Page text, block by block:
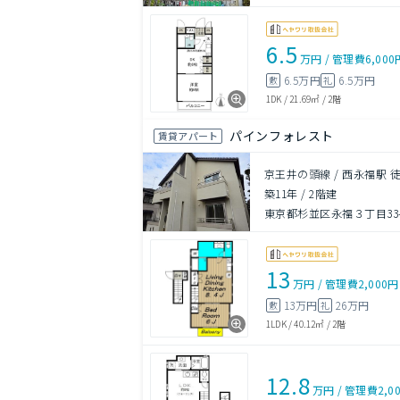
6.5 万円 /管理費6,000
敷 6.5万円礼 6.5万円
1DK /21.69㎡ /2階
賃貸アパート パインフォレスト
京王井の頭線 / 西永福駅
築11年 /2階建
東京都杉並区永福３丁目
13 万円 /管理費2,000円
敷 13万円 礼 26万円
1LDK/40.12㎡ /2階
12.8万円 /管理費